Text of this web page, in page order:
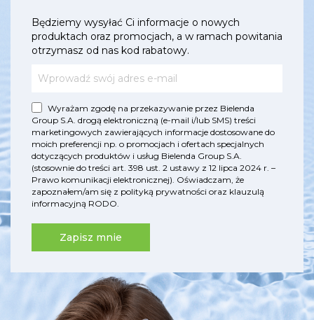
Będziemy wysyłać Ci informacje o nowych
produktach oraz promocjach, a w ramach powitania
otrzymasz od nas kod rabatowy.
Wyrażam zgodę na przekazywanie przez Bielenda
Group S.A. drogą elektroniczną (e-mail i/lub SMS) treści
marketingowych zawierających informacje dostosowane do
moich preferencji np. o promocjach i ofertach specjalnych
dotyczących produktów i usług Bielenda Group S.A.
(stosownie do treści art. 398 ust. 2 ustawy z 12 lipca 2024 r. –
Prawo komunikacji elektronicznej). Oświadczam, że
zapoznałem/am się z polityką prywatności oraz klauzulą
informacyjną RODO.
Zapisz mnie